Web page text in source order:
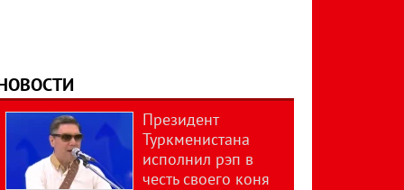
Президент
Туркменистана
исполнил рэп в
честь своего коня